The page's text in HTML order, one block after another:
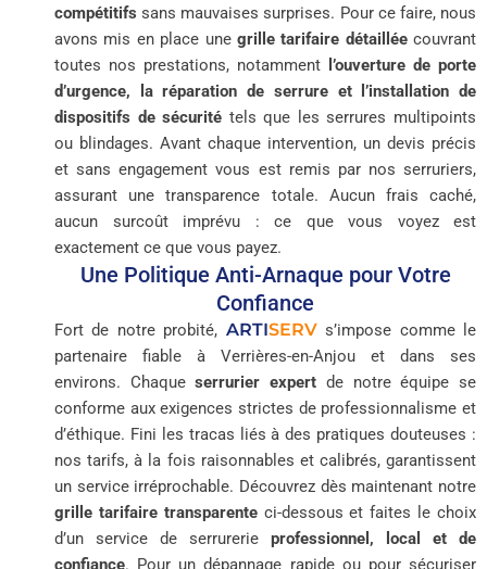
compétitifs sans mauvaises surprises. Pour ce faire, nous
avons mis en place une grille tarifaire détailléecouvrant
toutes nos prestations, notamment
l’ouverture de porte
d’urgence, la réparation de serrure et l’installation de
dispositifs de sécurité tels que les serrures multipoints
ou blindages. Avant chaque intervention, un devis précis
et sans engagement vous est remis par nos serruriers,
assurant une transparence totale. Aucun frais caché,
aucun surcoût imprévu : ce que vous voyez est
exactement ce que vous payez.
Une Politique Anti-Arnaque pour Votre
Confiance
Fort de notre probité, ARTISERVs’impose comme le
partenaire fiable à Verrières-en-Anjou et dans ses
environs. Chaqueserrurier expert de notre équipe se
conforme aux exigences strictes de professionnalisme et
d’éthique. Fini les tracas liés à des pratiques douteuses :
nos tarifs, à la fois raisonnables et calibrés, garantissent
un service irréprochable. Découvrez dès maintenant notre
grille tarifaire transparenteci-dessous et faites le choix
d’un service de serrurerie professionnel, local et de
confiance. Pour un dépannage rapide ou pour sécuriser